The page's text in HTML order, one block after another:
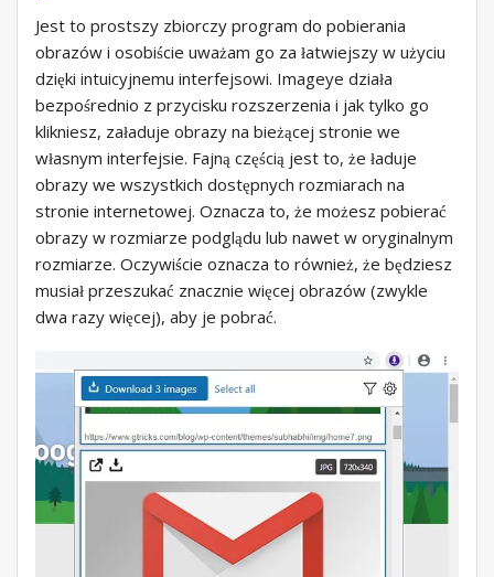
Jest to prostszy zbiorczy program do pobierania
obrazów i osobiście uważam go za łatwiejszy w użyciu
dzięki intuicyjnemu interfejsowi. Imageye działa
bezpośrednio z przycisku rozszerzenia i jak tylko go
klikniesz, załaduje obrazy na bieżącej stronie we
własnym interfejsie. Fajną częścią jest to, że ładuje
obrazy we wszystkich dostępnych rozmiarach na
stronie internetowej. Oznacza to, że możesz pobierać
obrazy w rozmiarze podglądu lub nawet w oryginalnym
rozmiarze. Oczywiście oznacza to również, że będziesz
musiał przeszukać znacznie więcej obrazów (zwykle
dwa razy więcej), aby je pobrać.